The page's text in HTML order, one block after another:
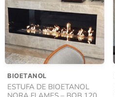
BIOETANOL
ESTUFA DE BIOETANOL